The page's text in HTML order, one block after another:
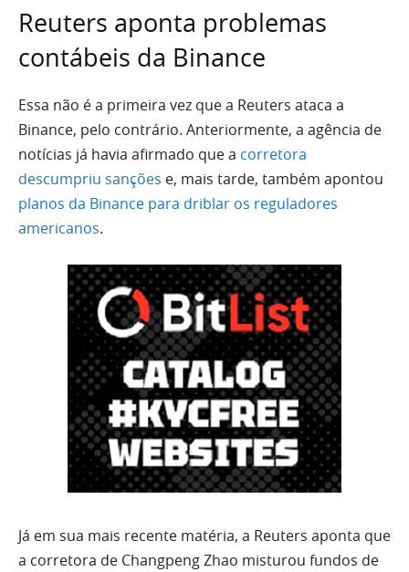
Reuters aponta problemas
contábeis da Binance
Essa não é a primeira vez que a Reuters ataca a
Binance, pelo contrário. Anteriormente, a agência de
notícias já havia afirmado que a corretora
descumpriu sanções e, mais tarde, também apontou
planos da Binance para driblar os reguladores
americanos.
Já em sua mais recente matéria, a Reuters aponta que
a corretora de Changpeng Zhao misturou fundos de